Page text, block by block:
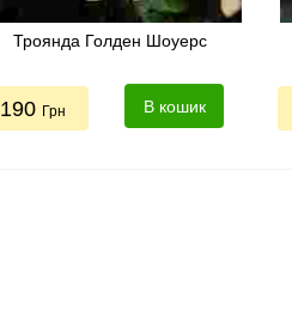
Троянда Голден Шоуерс
190 Грн В кошик